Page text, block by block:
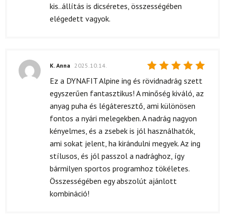
kis..állítás is dicséretes, összességében
elégedett vagyok.
Értékelés:
K. Anna 2025.10.14.
Ez a DYNAFIT Alpine ing és rövidnadrág szett
egyszerűen fantasztikus! A minőség kiváló, az
anyag puha és légáteresztő, ami különösen
fontos a nyári melegekben. A nadrág nagyon
kényelmes, és a zsebek is jól használhatók,
ami sokat jelent, ha kirándulni megyek. Az ing
stílusos, és jól passzol a nadrághoz, így
bármilyen sportos programhoz tökéletes.
Összességében egy abszolút ajánlott
kombináció!